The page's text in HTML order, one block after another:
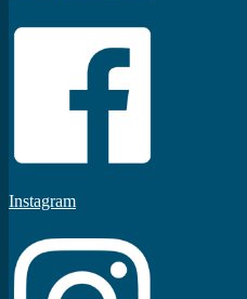
Instagram